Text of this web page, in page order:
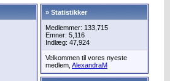
» Statistikker
Medlemmer: 133,715
Emner: 5,116
Indlæg: 47,924
Velkommen til vores nyeste
medlem, AlexandraM